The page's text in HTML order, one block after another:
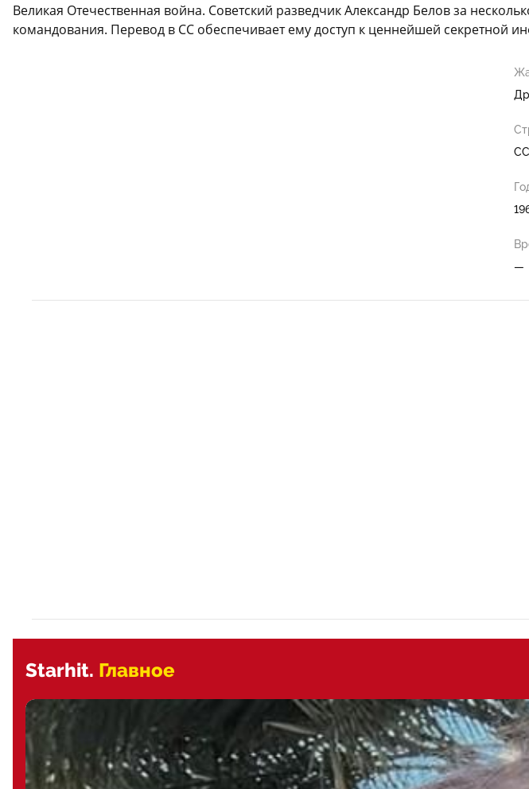
Великая Отечественная война. Советский разведчик Александр Белов за
командования. Перевод в СС обеспечивает ему доступ к ценнейшей секретной
—
Starhit. Главное